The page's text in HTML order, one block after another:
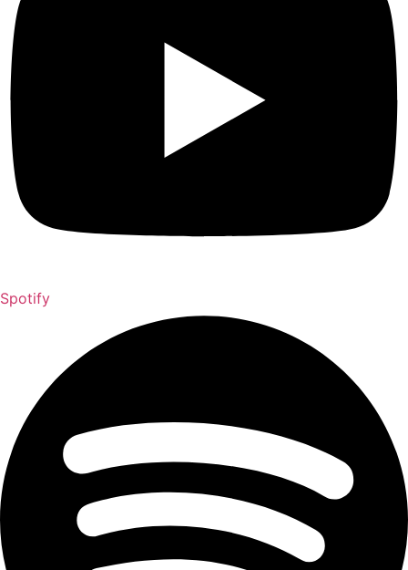
Spotify